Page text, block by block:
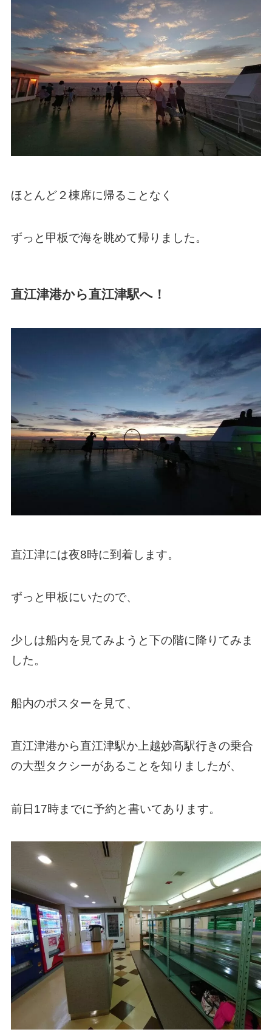
ほとんど２棟席に帰ることなく
ずっと甲板で海を眺めて帰りました。
直江津港から直江津駅へ！
直江津には夜8時に到着します。
ずっと甲板にいたので、
少しは船内を見てみようと下の階に降りてみま
した。
船内のポスターを見て、
直江津港から直江津駅か上越妙高駅行きの乗合
の大型タクシーがあることを知りましたが、
前日17時までに予約と書いてあります。